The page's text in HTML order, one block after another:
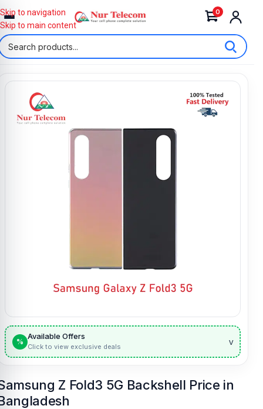
0
Skip to navigation
Skip to main content
%
Available Offers
Click to view exclusive deals v
Z Fold3 5G Backshell Price in